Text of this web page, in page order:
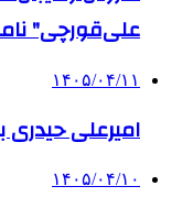
علی‌قورچی"
۱۴۰۵/۰۴/۱۱
امیرعلی حیدری
۱۴۰۵/۰۴/۱۰